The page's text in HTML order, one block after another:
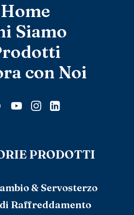
Home
Siamo
con Noi
PRODOTTI
& Servosterzo
Raffreddamento